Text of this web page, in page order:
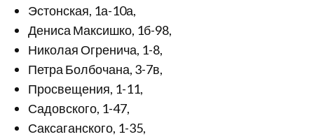
Эстонская, 1а-10а,
Дениса Максишко, 1б-98,
Николая Огренича, 1-8,
Петра Болбочана, 3-7в,
Просвещения, 1-11,
Садовского, 1-47,
Саксаганского, 1-35,